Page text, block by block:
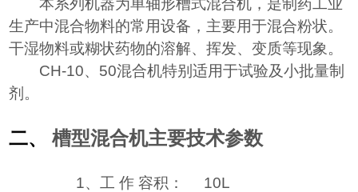
本系列机器为单轴形槽式混合机，是制药工业
生产中混合物料的常用设备，主要用于混合粉状。
干湿物料或糊状药物的溶解、挥发、变质等现象。
CH-10、50混合机特别适用于试验及小批量制
剂。
二、 槽型混合机主要技术参数
1、工 作 容积： 10L